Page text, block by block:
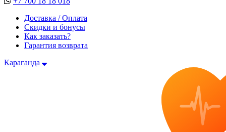
Доставка / Оплата
Скидки и бонусы
Как заказать?
Гарантия возврата
Караганда